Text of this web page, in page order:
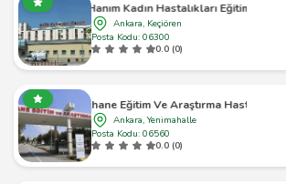
Kadın Hastalıkları Eğitim Ve Araştırma Hastanesi
Ankara, Keçiören
Posta Kodu: 06300
0.0 (0)
Gülhane Eğitim Ve Araştırma Hastanesi
Ankara, Yenimahalle
Posta Kodu: 06560
0.0 (0)